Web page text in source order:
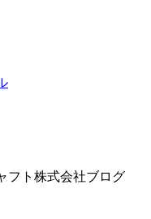
フト株式会社ブログ